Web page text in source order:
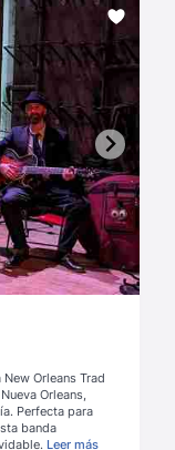
Orleans Trad
Orleans,
Perfecta para
banda
Leer más